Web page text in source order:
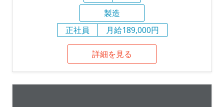
製造
正社員
月給189,000円
詳細を見る